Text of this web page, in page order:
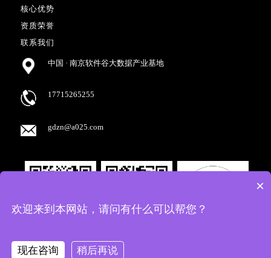
核心优势
资质荣誉
联系我们
中国 · 南京软件谷大数据产业基地
17715265255
gdzn@a025.com
×
欢迎来到本网站，请问有什么可以帮您？
现在咨询 稍后再说